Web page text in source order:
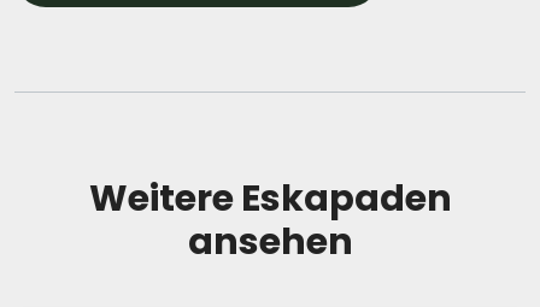
Weitere Eskapaden
ansehen